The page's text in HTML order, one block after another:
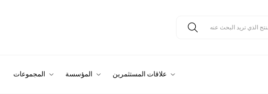
المجموعات المؤسسة علاقات المستثمرين